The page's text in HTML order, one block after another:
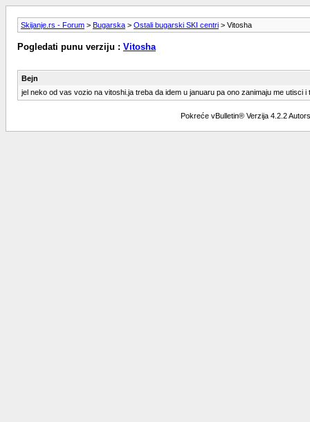
Skijanje.rs - Forum > Bugarska > Ostali bugarski SKI centri > Vitosha
Pogledati punu verziju : Vitosha
Bejn
jel neko od vas vozio na vitoshi.ja treba da idem u januaru pa ono zanimaju me utisci i
Pokreće vBulletin® Verzija 4.2.2